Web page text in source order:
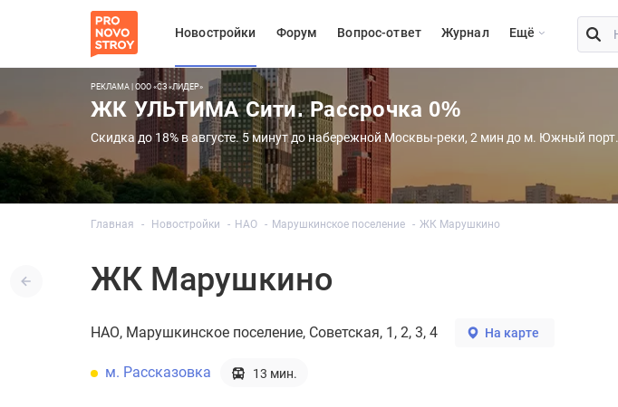
Новостройки Форум Вопрос-ответ Журнал Eщё
РЕКЛАМА | ООО «СЗ «ЛИДЕР»
ЖК УЛЬТИМА Сити. Рассрочка 0%
Скидка до 18% в августе. 5 минут до набережной Москвы-реки, 2 мин до м. Южный порт.
Главная Новостройки НАО Марушкинское поселение ЖК Марушкино
ЖК Марушкино
НАО Марушкинское поселение Советская, 1, 2, 3, 4 На карте
м. Рассказовка 13 мин.